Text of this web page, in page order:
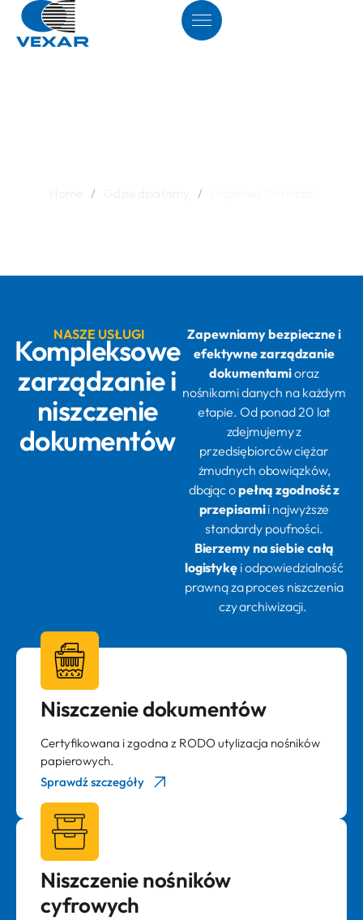
Home / Gdzie działamy /
NASZE USŁUGI
Kompleksowe
zarządzanie i
niszczenie
dokumentów
Zapewniamy bezpieczne i
efektywne zarządzanie
dokumentamioraz
nośnikami danych na każdym
etapie. Od ponad 20 lat
zdejmujemy z
przedsiębiorców ciężar
żmudnych obowiązków,
dbając opełną zgodność z
przepisamii najwyższe
standardy poufności.
Bierzemy na siebie całą
logistykę i odpowiedzialność
prawną za proces niszczenia
czy archiwizacji.
Niszczenie dokumentów
Certyfikowana i zgodna z RODO utylizacja nośników
papierowych.
Sprawdź szczegóły
Niszczenie nośników
cyfrowych